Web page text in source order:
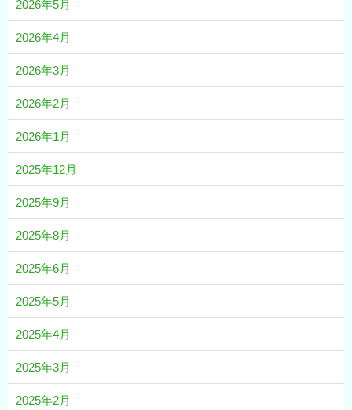
2026年5月
2026年4月
2026年3月
2026年2月
2026年1月
2025年12月
2025年9月
2025年8月
2025年6月
2025年5月
2025年4月
2025年3月
2025年2月